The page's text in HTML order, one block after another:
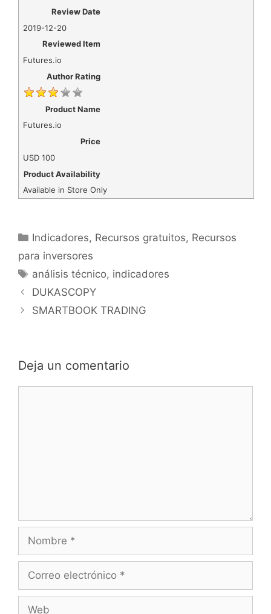
Review Date
2019-12-20
Reviewed Item
Futures.io
Author Rating
Product Name
Futures.io
Price
USD100
Product Availability
Available in Store Only
Categorías
Indicadores, Recursos gratuitos, Recursos
para inversores
Etiquetas
análisis técnico, indicadores
DUKASCOPY
SMARTBOOK TRADING
Deja un comentario
Nombre
Correo
Web